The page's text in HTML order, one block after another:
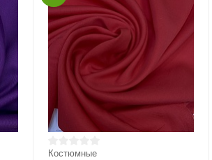
Костюмные